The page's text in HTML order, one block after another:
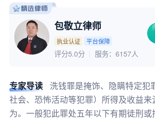
包敬立律师
执业认证 平台保障
评分5.0分 服务： 6157人
专家导读
洗钱罪是掩饰、隐瞒特定犯
社会、恐怖活动等犯罪）所得及收益来
为。一般犯此罪处五年以下有期徒刑或